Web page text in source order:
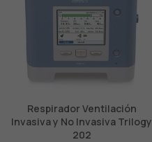
Respirador Ventilación
Invasiva y No Invasiva Trilogy
202